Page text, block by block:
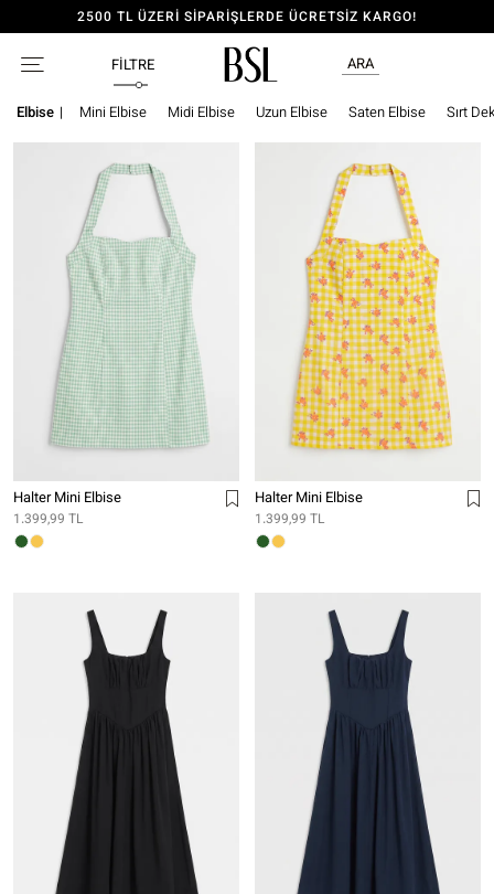
2500 TL ÜZERİ SİPARİŞLERDE ÜCRETSİZ KARGO!
FILTRE ARA
Elbise | Mini Elbise Midi Elbise Uzun Elbise Saten Elbise Sırt
Halter Mini Elbise
1.399,99 TL
Halter Mini Elbise
1.399,99 TL